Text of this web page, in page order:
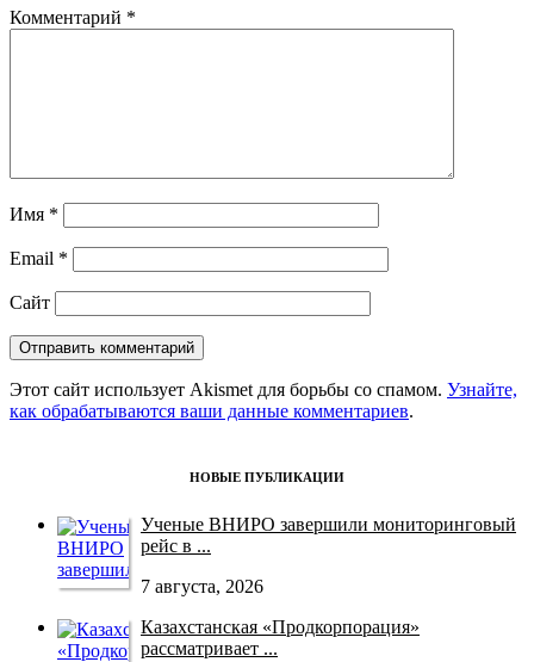
Комментарий *
Имя *
Email *
Сайт
Этот сайт использует Akismet для борьбы со спамом. Узнайте,
как обрабатываются ваши данные комментариев.
НОВЫЕ ПУБЛИКАЦИИ
Ученые ВНИРО завершили мониторинговый
рейс в ...
7 августа, 2026
Казахстанская «Продкорпорация»
рассматривает ...